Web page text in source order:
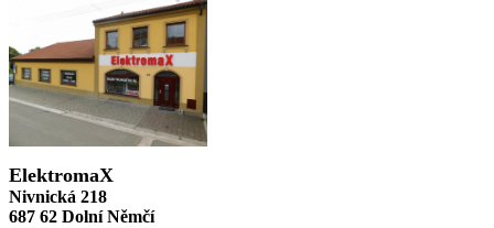
ElektromaX
Nivnická 218
687 62 Dolní Němčí